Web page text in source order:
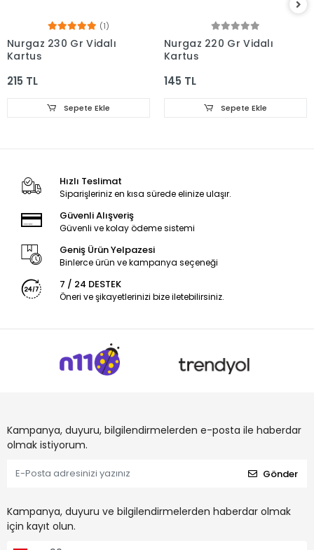
(1)
Nurgaz 230 Gr Vidalı
Kartuş
215 TL
Sepete Ekle
Nurgaz 220 Gr Vidalı
Kartuş
145 TL
Sepete Ekle
Hızlı Teslimat
Siparişleriniz en kısa sürede elinize ulaşır.
Güvenli Alışveriş
Güvenli ve kolay ödeme sistemi
Geniş Ürün Yelpazesi
Binlerce ürün ve kampanya seçeneği
7 / 24 DESTEK
Öneri ve şikayetlerinizi bize iletebilirsiniz.
Kampanya, duyuru, bilgilendirmelerden e-posta ile haberdar
olmak istiyorum.
Gönder
Kampanya, duyuru ve bilgilendirmelerden haberdar olmak
için kayıt olun.